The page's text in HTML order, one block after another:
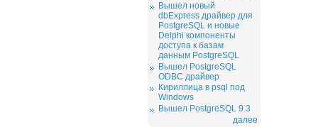
Вышел новый
dbExpress драйвер для
PostgreSQL и новые
Delphi компоненты
доступа к базам
данным PostgreSQL
Вышел PostgreSQL
ODBC драйвер
Кириллица в psql под
Windows
Вышел PostgreSQL 9.3
далее